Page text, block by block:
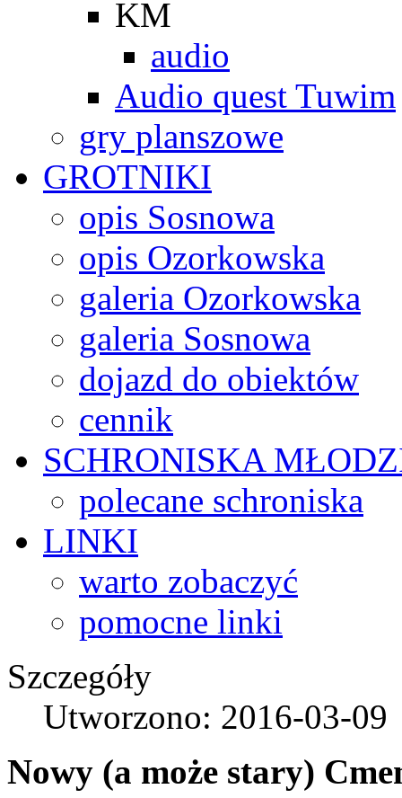
KM
audio
Audio quest Tuwim
gry planszowe
GROTNIKI
opis Sosnowa
opis Ozorkowska
galeria Ozorkowska
galeria Sosnowa
dojazd do obiektów
cennik
SCHRONISKA
polecane schroniska
LINKI
warto zobaczyć
pomocne linki
Szczegóły
Utworzono: 2016-03-09
Nowy (a może stary)